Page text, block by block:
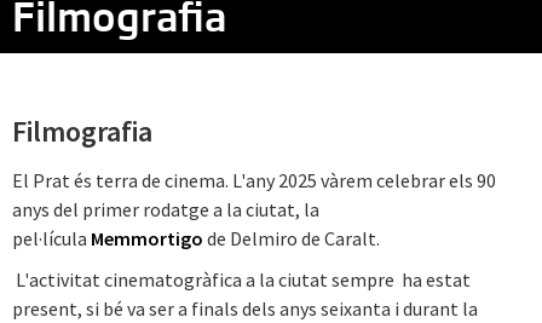
Filmografia
Filmografia
El Prat és terra de cinema. L'any 2025 vàrem celebrar els 90
anys del primer rodatge a la ciutat, la
pel·lícula Memmortigo de Delmiro de Caralt.
L'activitat cinematogràfica a la ciutat sempre ha estat
present, si bé va ser a finals dels anys seixanta i durant la